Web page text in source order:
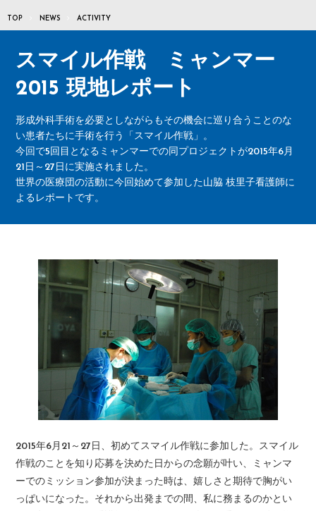
TOP NEWS ACTIVITY
スマイル作戦 ミャンマー
2015 現地レポート
形成外科手術を必要としながらもその機会に巡り合うことのな
い患者たちに手術を行う「スマイル作戦」。
今回で5回目となるミャンマーでの同プロジェクトが2015年6月
21日～27日に実施されました。
世界の医療団の活動に今回始めて参加した山脇 枝里子看護師に
よるレポートです。
2015年6月21～27日、初めてスマイル作戦に参加した。スマイル
作戦のことを知り応募を決めた日からの念願が叶い、ミャンマ
ーでのミッション参加が決まった時は、嬉しさと期待で胸がい
っぱいになった。それから出発までの間、私に務まるのかとい